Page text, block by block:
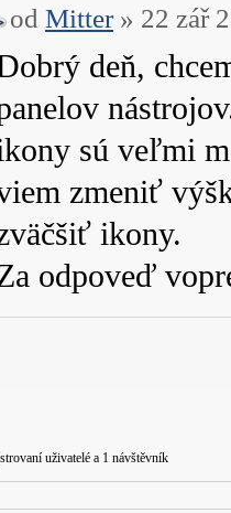
od Mitter» 22 zář
deň,
sú veľmi
zmeniť
ikony.
odpoveď
uživatelé a 1 návštěvník